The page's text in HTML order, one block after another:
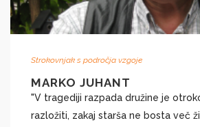
Strokovnjak s področja vzgoje
MARKO JUHANT
"V tragediji razpada družine je
razložiti, zakaj starša ne bosta več